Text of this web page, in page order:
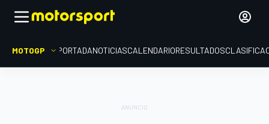
MOTOGP PORTADANOTICIASCALENDARIORESULTADOS